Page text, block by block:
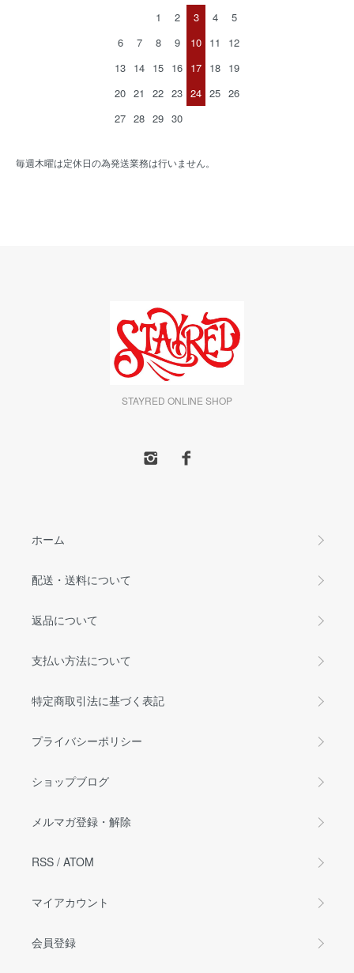
1
2 3 4
5
6
7 8 9 10 11
12
13 14 15 16 17 18 19
20 21 22 23 24 25 26
27 28 29 30
毎週木曜は定休日の為発送業務は行いません。
STAYRED ONLINE SHOP
ホーム
配送・送料について
返品について
支払い方法について
特定商取引法に基づく表記
プライバシーポリシー
ショップブログ
メルマガ登録・解除
RSS / ATOM
マイアカウント
会員登録